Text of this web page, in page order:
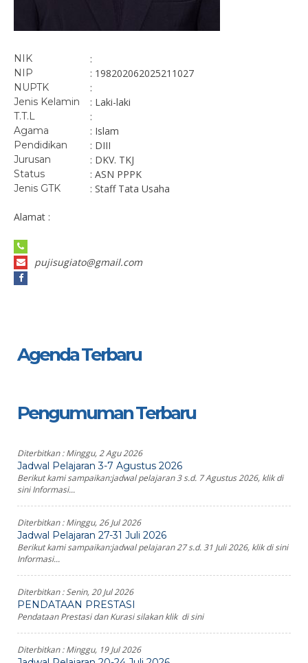
NIK :
NIP : 198202062025211027
NUPTK :
Jenis Kelamin : Laki-laki
T.T.L :
Agama : Islam
Pendidikan : DIII
Jurusan : DKV. TKJ
Status : ASN PPPK
Jenis GTK : Staff Tata Usaha
Alamat :
pujisugiato@gmail.com
Agenda Terbaru
Pengumuman Terbaru
Diterbitkan :Minggu, 2 Agu 2026
Jadwal Pelajaran 3-7 Agustus 2026
Berikut kami sampaikan:jadwal pelajaran 3 s.d. 7 Agustus 2026, klik di
sini Informasi...
Diterbitkan :Minggu, 26 Jul 2026
Jadwal Pelajaran 27-31 Juli 2026
Berikut kami sampaikan:jadwal pelajaran 27 s.d. 31 Juli 2026, klik di sini
Informasi...
Diterbitkan :Senin, 20 Jul 2026
PENDATAAN PRESTASI
Pendataan Prestasi dan Kurasi silakan klik di sini
Diterbitkan :Minggu, 19 Jul 2026